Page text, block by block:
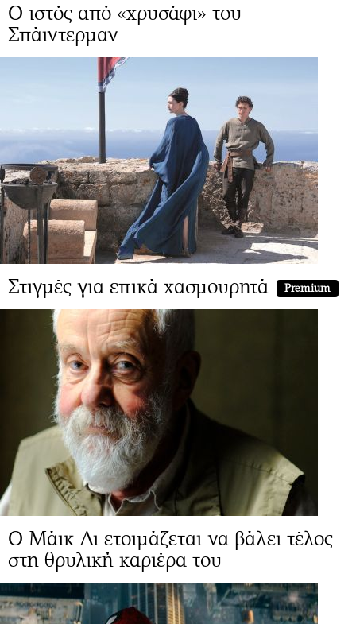
Ο ιστός από «χρυσάφι» του
Σπάιντερμαν
Στιγμές για επικά χασμουρητά Premium
Ο Μάικ Λι ετοιμάζεται να βάλει τέλος
στη θρυλική καριέρα του